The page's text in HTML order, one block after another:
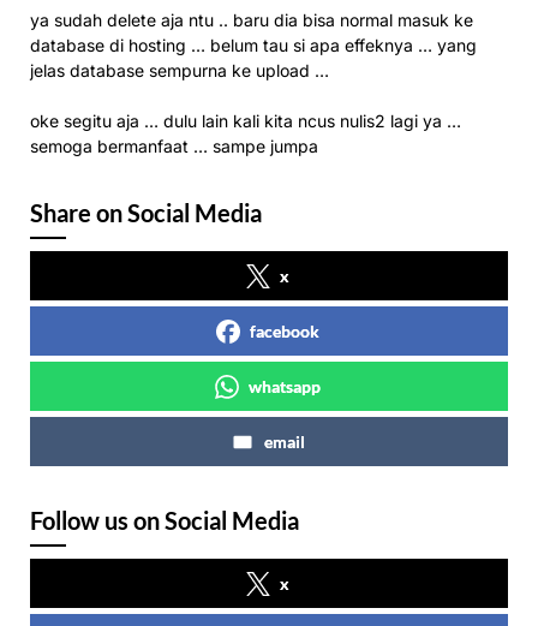
ya sudah delete aja ntu .. baru dia bisa normal masuk ke
database di hosting … belum tau si apa effeknya … yang
jelas database sempurna ke upload …
oke segitu aja … dulu lain kali kita ncus nulis2 lagi ya …
semoga bermanfaat … sampe jumpa
Share on Social Media
x
facebook
whatsapp
email
Follow us on Social Media
x